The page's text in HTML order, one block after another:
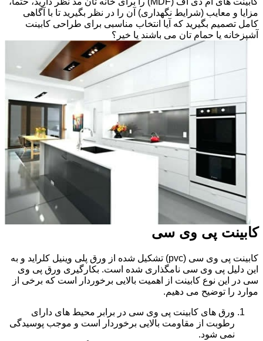
مزایا و معایب (شرایط نگهداری) آن را در نظر بگیرید تا با آگاهی
کامل تصمیم بگیرید که آیا انتخاب مناسبی برای طراحی کابینت
آشپزخانه یا حمام تان می باشند یا خیر؟
کابینت پی وی سی
کابینت پی وی سی (pvc) تشکیل شده از ورق پلی وینیل کلراید و به
این دلیل پی وی سی نامگذاری شده است. بکارگیری ورق پی وی
سی در این نوع کابینت از اهمیت بالایی برخوردار است که برخی از
موارد را توضیح می دهیم.
ورق های کابینت پی وی سی در برابر محیط های دارای
رطوبت از مقاومت بالایی برخوردار است و موجب پوسیدگی
نمی شود.